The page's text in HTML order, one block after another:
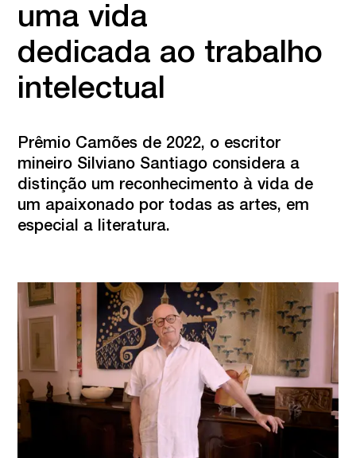
uma vida
dedicada ao trabalho
intelectual
Prêmio Camões de 2022, o escritor
mineiro Silviano Santiago considera a
distinção um reconhecimento à vida de
um apaixonado por todas as artes, em
especial a literatura.